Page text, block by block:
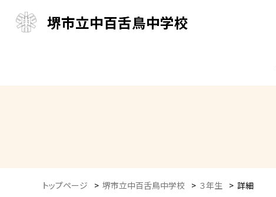
堺市立中百舌鳥中学校
トップページ > 堺市立中百舌鳥中学校 > ３年生 > 詳細